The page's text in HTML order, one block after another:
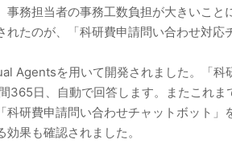
務担当者の事務工数負担が大きいこと
たのが、「科研費申請問い合わせ対応
Agentsを用いて開発されました。「科
日、自動で回答します。またこれ
研費申請問い合わせチャットボット」
果も確認されました。